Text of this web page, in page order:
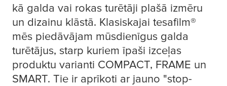
kā galda vai rokas turētāji plašā izmēru
un dizainu klāstā. Klasiskajai tesafilm®
mēs piedāvājam mūsdienīgus galda
turētājus, starp kuriem īpaši izceļas
produktu varianti COMPACT, FRAME un
SMART. Tie ir aprīkoti ar jauno "stop-